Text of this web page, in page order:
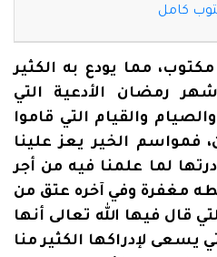
كامل
مما يودع به الكثير
رمضان الأدعية التي
والقيام التي قاموا
الخير يعز علينا
لما علمنا فيه من أجر
مغفرة وفي آخره عتق من
قال فيها الله تعالى أنها
يسعى لإدراكها الكثير منا